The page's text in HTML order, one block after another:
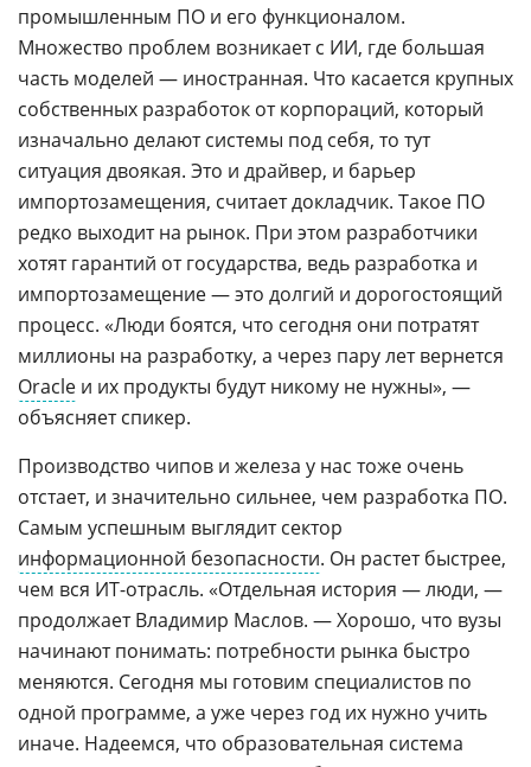
промышленным ПО и его функционалом.
Множество проблем возникает с ИИ, где большая
часть моделей — иностранная. Что касается крупных
собственных разработок от корпораций, который
изначально делают системы под себя, то тут
ситуация двоякая. Это и драйвер, и барьер
импортозамещения, считает докладчик. Такое ПО
редко выходит на рынок. При этом разработчики
хотят гарантий от государства, ведь разработка и
импортозамещение — это долгий и дорогостоящий
процесс. «Люди боятся, что сегодня они потратят
миллионы на разработку, а через пару лет вернется
Oracle и их продукты будут никому не нужны», —
объясняет спикер.
Производство чипов и железа у нас тоже очень
отстает, и значительно сильнее, чем разработка ПО.
Самым успешным выглядит сектор
информационной безопасности. Он растет быстрее,
чем вся ИТ-отрасль. «Отдельная история — люди, —
продолжает Владимир Маслов. — Хорошо, что вузы
начинают понимать: потребности рынка быстро
меняются. Сегодня мы готовим специалистов по
одной программе, а уже через год их нужно учить
иначе. Надеемся, что образовательная система